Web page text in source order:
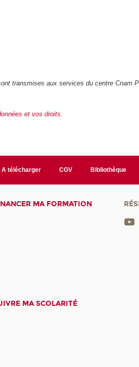
transmises aux services du centre Cnam
et vos droits.
A télécharger CGV Bibliothèque
MA FORMATION
MA SCOLARITÉ